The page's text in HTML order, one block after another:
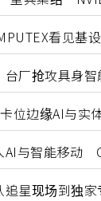
看见基
厂抢攻具身智
位边缘AI与实
AI与智能移动
追星现场到独